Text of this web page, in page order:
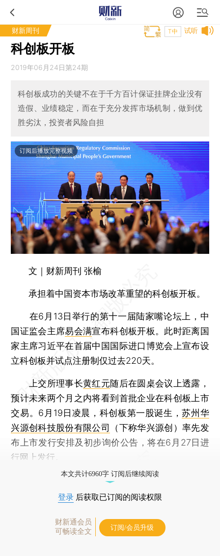
财新周刊 试听
T中
科创板开板
2019年06月24日第24期
科创板成功的关键不在于千方百计保证挂牌企业没有
造假、业绩稳定，而在于充分发挥市场机制，做到优
胜劣汰，投资者风险自担
订阅后播放完整视频
文｜财新周刊 张榆
承担着中国资本市场改革重望的科创板开板。
在6月13日举行的第十一届陆家嘴论坛上，中
国证监会主席易会满宣布科创板开板。此时距离国
家主席习近平在首届中国国际进口博览会上宣布设
立科创板并试点注册制仅过去220天。
上交所理事长黄红元随后在圆桌会议上透露，
预计未来两个月之内将看到首批企业在科创板上市
交易。6月19日凌晨，科创板第一股诞生，苏州华
兴源创科技股份有限公司
（下称华兴源创）率先发
布上市发行安排及初步询价公告，将在6月27日进
行网上发行。
本文共计6960字 订阅后继续阅读
登录 后获取已订阅的阅读权限
财新通会员
可畅读全文
订阅/会员升级